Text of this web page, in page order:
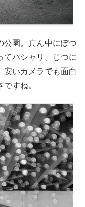
公園。真ん中にぽつ
てパシャリ。じつに
安いカメラでも面白
すね。